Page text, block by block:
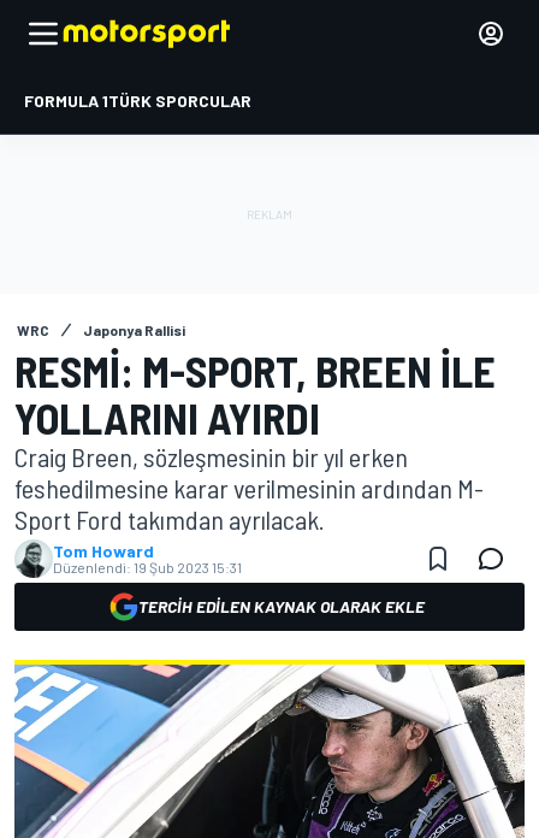
FORMULA 1TÜRK SPORCULAR
WRC Japonya Rallisi
RESMI: M-SPORT, BREEN ILE
YOLLARINI AYIRDI
Craig Breen, sözleşmesinin bir yıl erken
feshedilmesine karar verilmesinin ardından M-
Sport Ford takımdan ayrılacak.
Tom Howard
Düzenlendi: 19 Şub 2023 15:31
TERCIH EDILEN KAYNAK OLARAK EKLE